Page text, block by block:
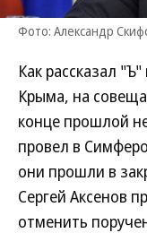
Фото: Александр
Как рассказал
Крыма, на
конце прошлой
провел в
они прошли в
Сергей Аксенов
отменить